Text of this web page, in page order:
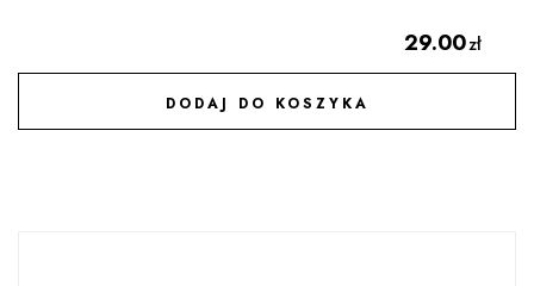
29.00zł
DODAJ DO KOSZYKA
DODAJ DO ULUBIONYCH